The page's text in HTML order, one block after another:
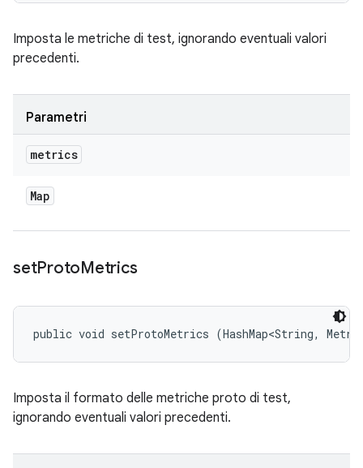
Imposta le metriche di test, ignorando eventuali valori
precedenti.
Parametri
metrics
Map
setProtoMetrics
public void setProtoMetrics (HashMap<String,
Imposta il formato delle metriche proto di test,
ignorando eventuali valori precedenti.